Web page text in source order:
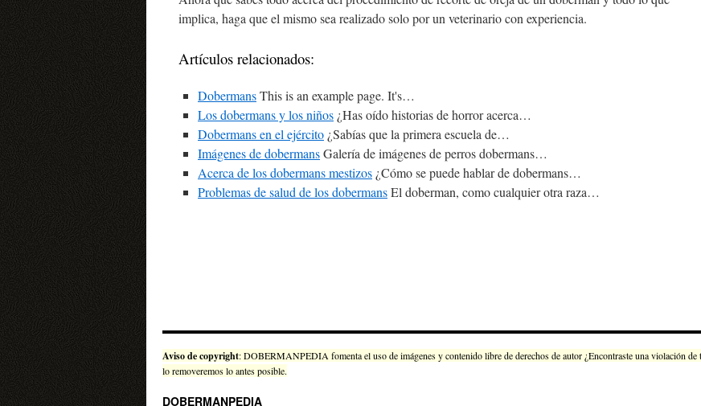
implica, haga que el mismo sea realizado solo por un veterinario con experiencia.
Artículos relacionados:
DobermansThis is an example page. It's…
Los dobermans y los niños ¿Has oído historias de horror acerca…
Dobermans en el ejército ¿Sabías que la primera escuela de…
Imágenes de dobermansGalería de imágenes de perros dobermans…
Acerca de los dobermans mestizos ¿Cómo se puede hablar de dobermans…
Problemas de salud de los dobermansEl doberman, como cualquier otra raza…
Aviso de copyright: DOBERMANPEDIA fomenta el uso de imágenes y contenido libre de derechos de autor ¿Encontraste una violación de
lo removeremos lo antes posible.
DOBERMANPEDIA